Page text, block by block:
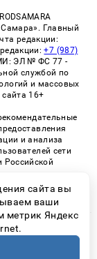
Главный
редакции:
+7 (987)
ЭЛ № ФС 77 -
службой по
и массовых
16+
и анализа
сети
Российской
«СМИ2» (PDF)
сайта вы
ваши
метрик Яндекс